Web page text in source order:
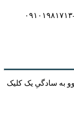
به سادگیِ یک کلیک